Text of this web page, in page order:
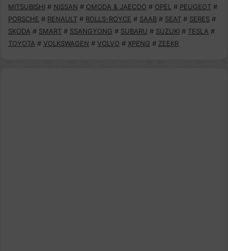
MITSUBISHI # NISSAN # OMODA & JAECOO # OPEL # PEUGEOT #
PORSCHE # RENAULT # ROLLS-ROYCE # SAAB # SEAT # SERES #
SKODA # SMART # SSANGYONG # SUBARU # SUZUKI # TESLA #
TOYOTA # VOLKSWAGEN # VOLVO # XPENG # ZEEKR